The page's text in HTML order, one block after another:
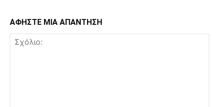
ΑΦΗΣΤΕ ΜΙΑ ΑΠΑΝΤΗΣΗ